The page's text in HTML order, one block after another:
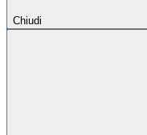
Chiudi